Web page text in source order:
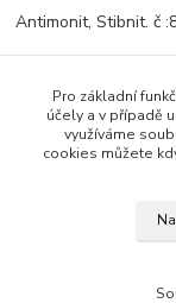
Antimonit, Stibnit. č
Velikost cca: 8,5/
Krásný přírodní
Zboží
Pro základní
účely a v případě
využíváme
cookies můžete